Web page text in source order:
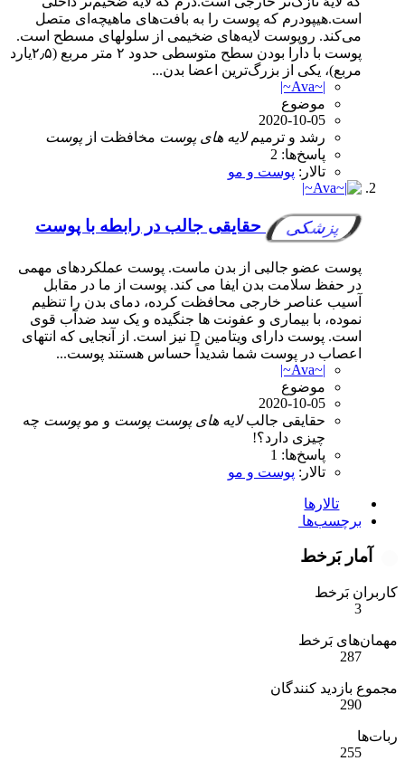
است.هیپودرم که پوست را به بافت‌های ماهیچه‌ای متصل
می‌کند. روپوست لایه‌های ضخیمی از سلولهای مسطح است.
پوست با دارا بودن سطح متوسطی حدود ۲ متر مربع (۲٫۵یارد
مربع)، یکی از بزرگ‌ترین اعضا بدن...
|~Ava~|
موضوع
2020-10-05
رشد و ترمیملایه های پوست مخافظت ازپوست
پاسخ‌ها: 2
تالار: پوست و مو
پزشکی حقایقی جالب در رابطه با پوست
پوست عضو جالبی از بدن ماست. پوست عملکردهای مهمی
در حفظ سلامت بدن ایفا می کند. پوست از ما در مقابل
آسیب عناصر خارجی محافظت کرده، دمای بدن را تنظیم
نموده، با بیماری و عفونت ها جنگیده و یک سد ضدآب قوی
است. پوست دارای ویتامین D نیز است. از آنجایی که انتهای
اعصاب در پوست شما شدیداً حساس هستند پوست...
|~Ava~|
موضوع
2020-10-05
حقایقی جالبلایه های پوست پوست و موپوست چه
چیزی دارد؟!
پاسخ‌ها: 1
تالار: پوست و مو
تالارها
برچسب‌ها
آمار بَرخط
کاربران بَرخط
3
مهمان‌های بَرخط
287
مجموع بازدید کنندگان
290
ربات‌ها
255